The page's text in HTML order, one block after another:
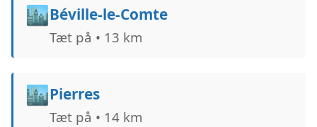
🏙️Béville-le-Comte
Tæt på • 13 km
🏙️Pierres
Tæt på • 14 km